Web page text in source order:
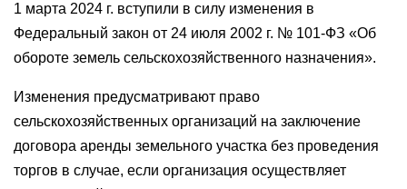
1 марта 2024 г. вступили в силу изменения в
Федеральный закон от 24 июля 2002 г. № 101-ФЗ «Об
обороте земель сельскохозяйственного назначения».
Изменения предусматривают право
сельскохозяйственных организаций на заключение
договора аренды земельного участка без проведения
торгов в случае, если организация осуществляет